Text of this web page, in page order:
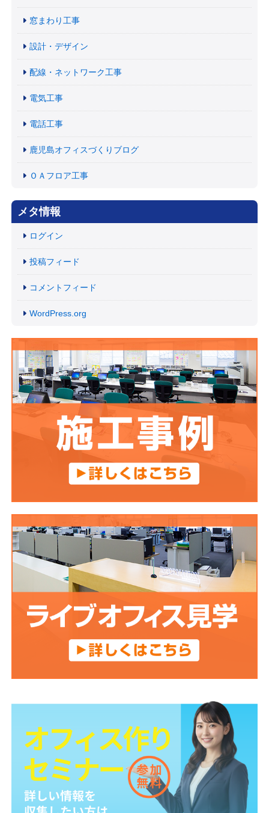
窓まわり工事
設計・デザイン
配線・ネットワーク工事
電気工事
電話工事
鹿児島オフィスづくりブログ
ＯＡフロア工事
メタ情報
ログイン
投稿フィード
コメントフィード
WordPress.org